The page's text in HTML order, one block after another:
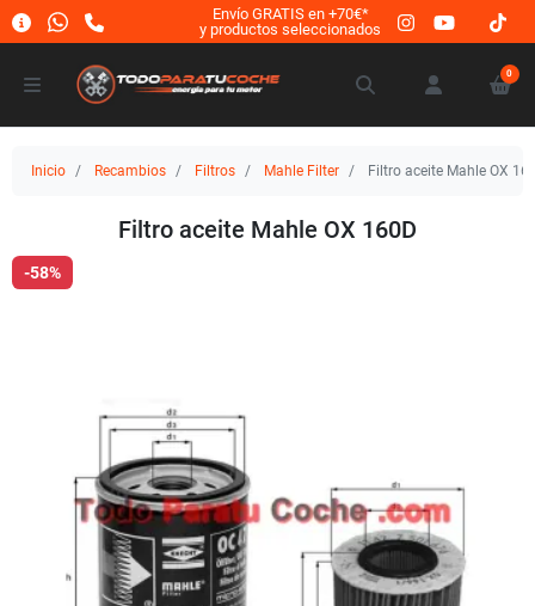
Envío GRATIS en +70€*
y productos seleccionados
0
Inicio Recambios Filtros Mahle Filter Filtro aceite Mahle OX
Filtro aceite Mahle OX 160D
-58%